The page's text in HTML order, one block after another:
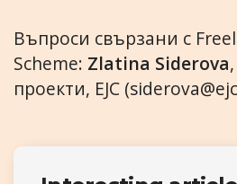
Въпроси свързани с
Scheme: Zlatina Siderova
проекти, EJC (